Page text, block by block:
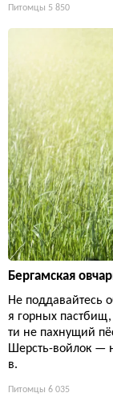
Питомцы 5 850
Бергамская
Не поддавайтесь
я горных
ти не пахнущий
Шерсть-войлок —
в.
Питомцы 6 035